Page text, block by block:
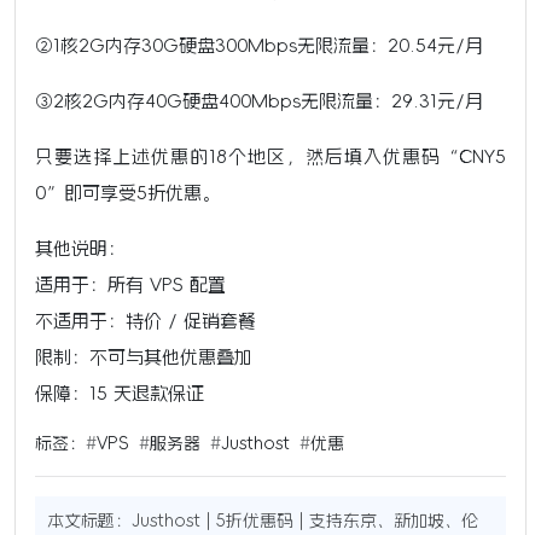
②1核2G内存30G硬盘300Mbps无限流量：20.54元/月
③2核2G内存40G硬盘400Mbps无限流量：29.31元/月
只要选择上述优惠的18个地区，然后填入优惠码“CNY5
0”即可享受5折优惠。
其他说明：
适用于：所有 VPS 配置
不适用于：特价 / 促销套餐
限制：不可与其他优惠叠加
保障：15 天退款保证
标签： #VPS #服务器 #Justhost #优惠
本文标题： Justhost | 5折优惠码 | 支持东京、新加坡、伦